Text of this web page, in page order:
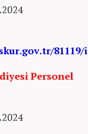
81119/
Personel